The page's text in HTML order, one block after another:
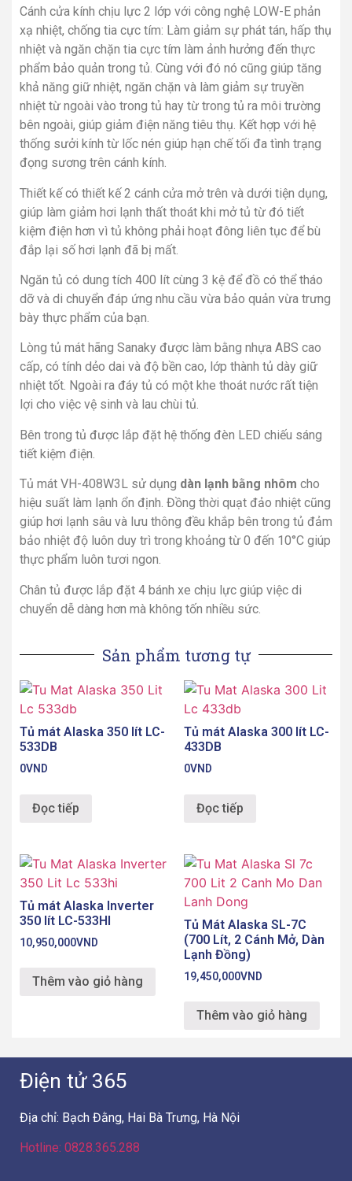
Cánh cửa kính chịu lực 2 lớp với công nghệ LOW-E phản
xạ nhiệt, chống tia cực tím: Làm giảm sự phát tán, hấp thụ
nhiệt và ngăn chặn tia cực tím làm ảnh hưởng đến thực
phẩm bảo quản trong tủ. Cùng với đó nó cũng giúp tăng
khả năng giữ nhiệt, ngăn chặn và làm giảm sự truyền
nhiệt từ ngoài vào trong tủ hay từ trong tủ ra môi trường
bên ngoài, giúp giảm điện năng tiêu thụ. Kết hợp với hệ
thống sưởi kính từ lốc nén giúp hạn chế tối đa tình trạng
đọng sương trên cánh kính.
Thiết kế có thiết kế 2 cánh cửa mở trên và dưới tiện dụng,
giúp làm giảm hơi lạnh thất thoát khi mở tủ từ đó tiết
kiệm điện hơn vì tủ không phải hoạt đông liên tục để bù
đắp lại số hơi lạnh đã bị mất.
Ngăn tủ có dung tích 400 lít cùng 3 kệ để đồ có thể tháo
dỡ và di chuyển đáp ứng nhu cầu vừa bảo quản vừa trưng
bày thực phẩm của bạn.
Lòng tủ mát hãng Sanaky được làm bằng nhựa ABS cao
cấp, có tính dẻo dai và độ bền cao, lớp thành tủ dày giữ
nhiệt tốt. Ngoài ra đáy tủ có một khe thoát nước rất tiện
lợi cho việc vệ sinh và lau chùi tủ.
Bên trong tủ được lắp đặt hệ thống đèn LED chiếu sáng
tiết kiệm điện.
Tủ mát VH-408W3L sử dụng dàn lạnh bằng nhôm cho
hiệu suất làm lạnh ổn định. Đồng thời quạt đảo nhiệt cũng
giúp hơi lạnh sâu và lưu thông đều khắp bên trong tủ đảm
bảo nhiệt độ luôn duy trì trong khoảng từ 0 đến 10°C giúp
thực phẩm luôn tươi ngon.
Chân tủ được lắp đặt 4 bánh xe chịu lực giúp việc di
chuyển dễ dàng hơn mà không tốn nhiều sức.
Sản phẩm tương tự
Tủ mát Alaska 350 lít LC-
533DB
0VND
Đọc tiếp
Tủ mát Alaska 300 lít LC-
433DB
0VND
Đọc tiếp
Tủ mát Alaska Inverter
350 lít LC-533HI
10,950,000VND
Thêm vào giỏ hàng
Tủ Mát Alaska SL-7C
(700 Lít, 2 Cánh Mở, Dàn
Lạnh Đồng)
19,450,000VND
Thêm vào giỏ hàng
Điện tử 365
Địa chỉ: Bạch Đằng, Hai Bà Trưng, Hà Nội
Hotline: 0828.365.288